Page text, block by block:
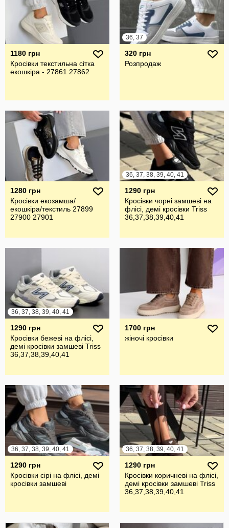
1180 грн
Кросівки текстильна сітка
екошкіра - 27861 27862
36, 37
320 грн
Розпродаж
1280 грн
Кросівки екозамша/
екошкіра/текстиль 27899
27900 27901
36, 37, 38, 39, 40, 41
1290 грн
Кросівки чорні замшеві на
флісі, демі кросівки Triss
36,37,38,39,40,41
36, 37, 38, 39, 40, 41
1290 грн
Кросівки бежеві на флісі,
демі кросівки замшеві Triss
36,37,38,39,40,41
1700 грн
жіночі кросівки
36, 37, 38, 39, 40, 41
1290 грн
Кросівки сірі на флісі, демі
кросівки замшеві
36, 37, 38, 39, 40, 41
1290 грн
Кросівки коричневі на флісі,
демі кросівки замшеві Triss
36,37,38,39,40,41